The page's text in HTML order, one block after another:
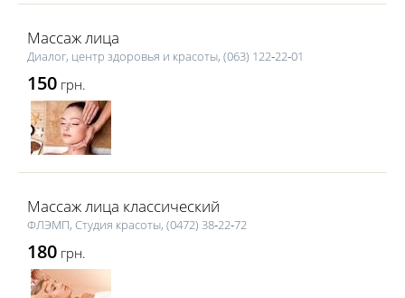
Массаж лица
Диалог, центр здоровья и красоты, (063) 122‑22‑01
150 грн.
Массаж лица классический
ФЛЭМП, Студия красоты, (0472) 38‑22‑72
180 грн.